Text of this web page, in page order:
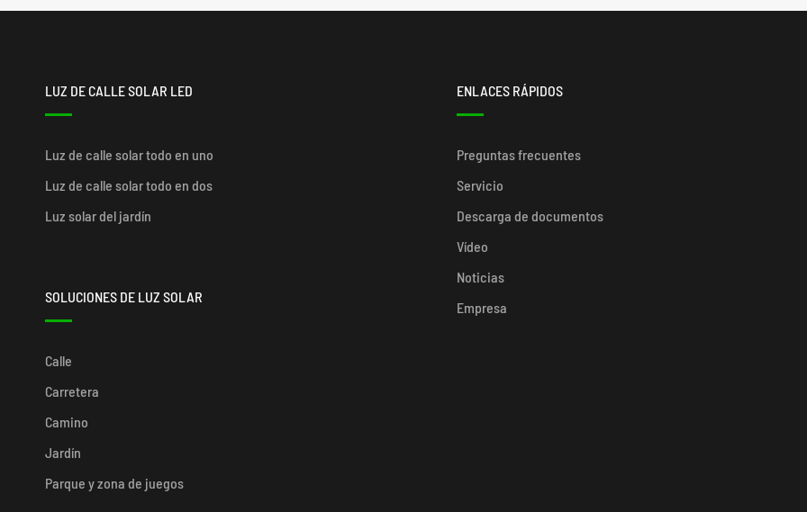
LUZ DE CALLE SOLAR LED
Luz de calle solar todo en uno
Luz de calle solar todo en dos
Luz solar del jardín
SOLUCIONES DE LUZ SOLAR
Calle
Carretera
Camino
Jardín
Parque y zona de juegos
ENLACES RÁPIDOS
Preguntas frecuentes
Servicio
Descarga de documentos
Vídeo
Noticias
Empresa